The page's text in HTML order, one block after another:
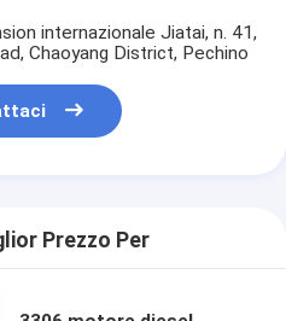
internazionale Jiatai, n. 41,
Chaoyang District, Pechino
Prezzo Per